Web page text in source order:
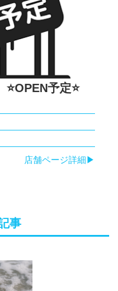
予定⭐️
店舗ページ詳細▶
事